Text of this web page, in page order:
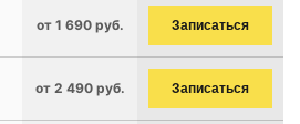
от 1 690 руб. Записаться
от 2 490 руб. Записаться